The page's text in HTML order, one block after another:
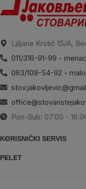
Ljiljane Krstić 15/A,
011/316-91-99 -
063/109-54-92 -
Pon-Sub: 07:00 -
KORISNIČKI SERVIS
PELET